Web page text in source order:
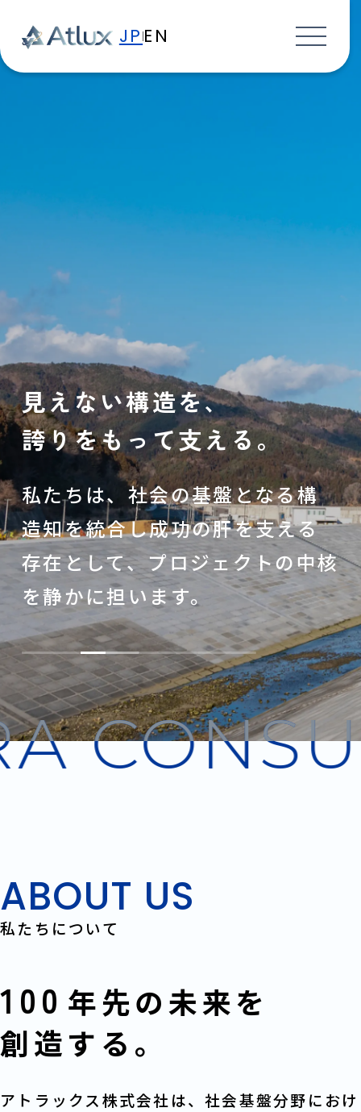
JPEN
見えない構造を、
誇りをもって支える。
私たちは、社会の基盤となる構
造知を統合し成功の肝を支える
存在として、プロジェクトの中核
を静かに担います。
ABOUT US
私たちについて
100 年先の未来を
創造する。
アトラックス株式会社は、社会基盤分野におけ